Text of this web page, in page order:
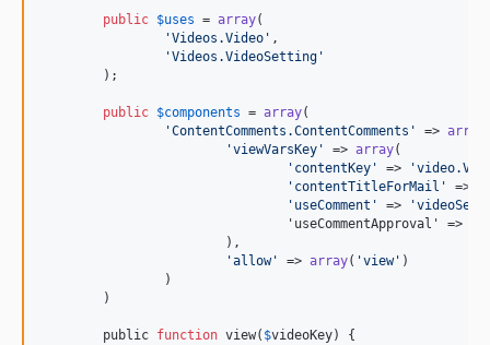
public $uses = array(
'Videos.Video ' ,
'Videos.VideoSetting '
public $components = array(
'ContentComments.ContentComments ' => array
'viewVarsKey ' => array(
' contentKey ' => '
' contentTitleForMail ' =>
' useComment ' => '
'allow' => array( 'view' )
	public
function view( $videoKey) {